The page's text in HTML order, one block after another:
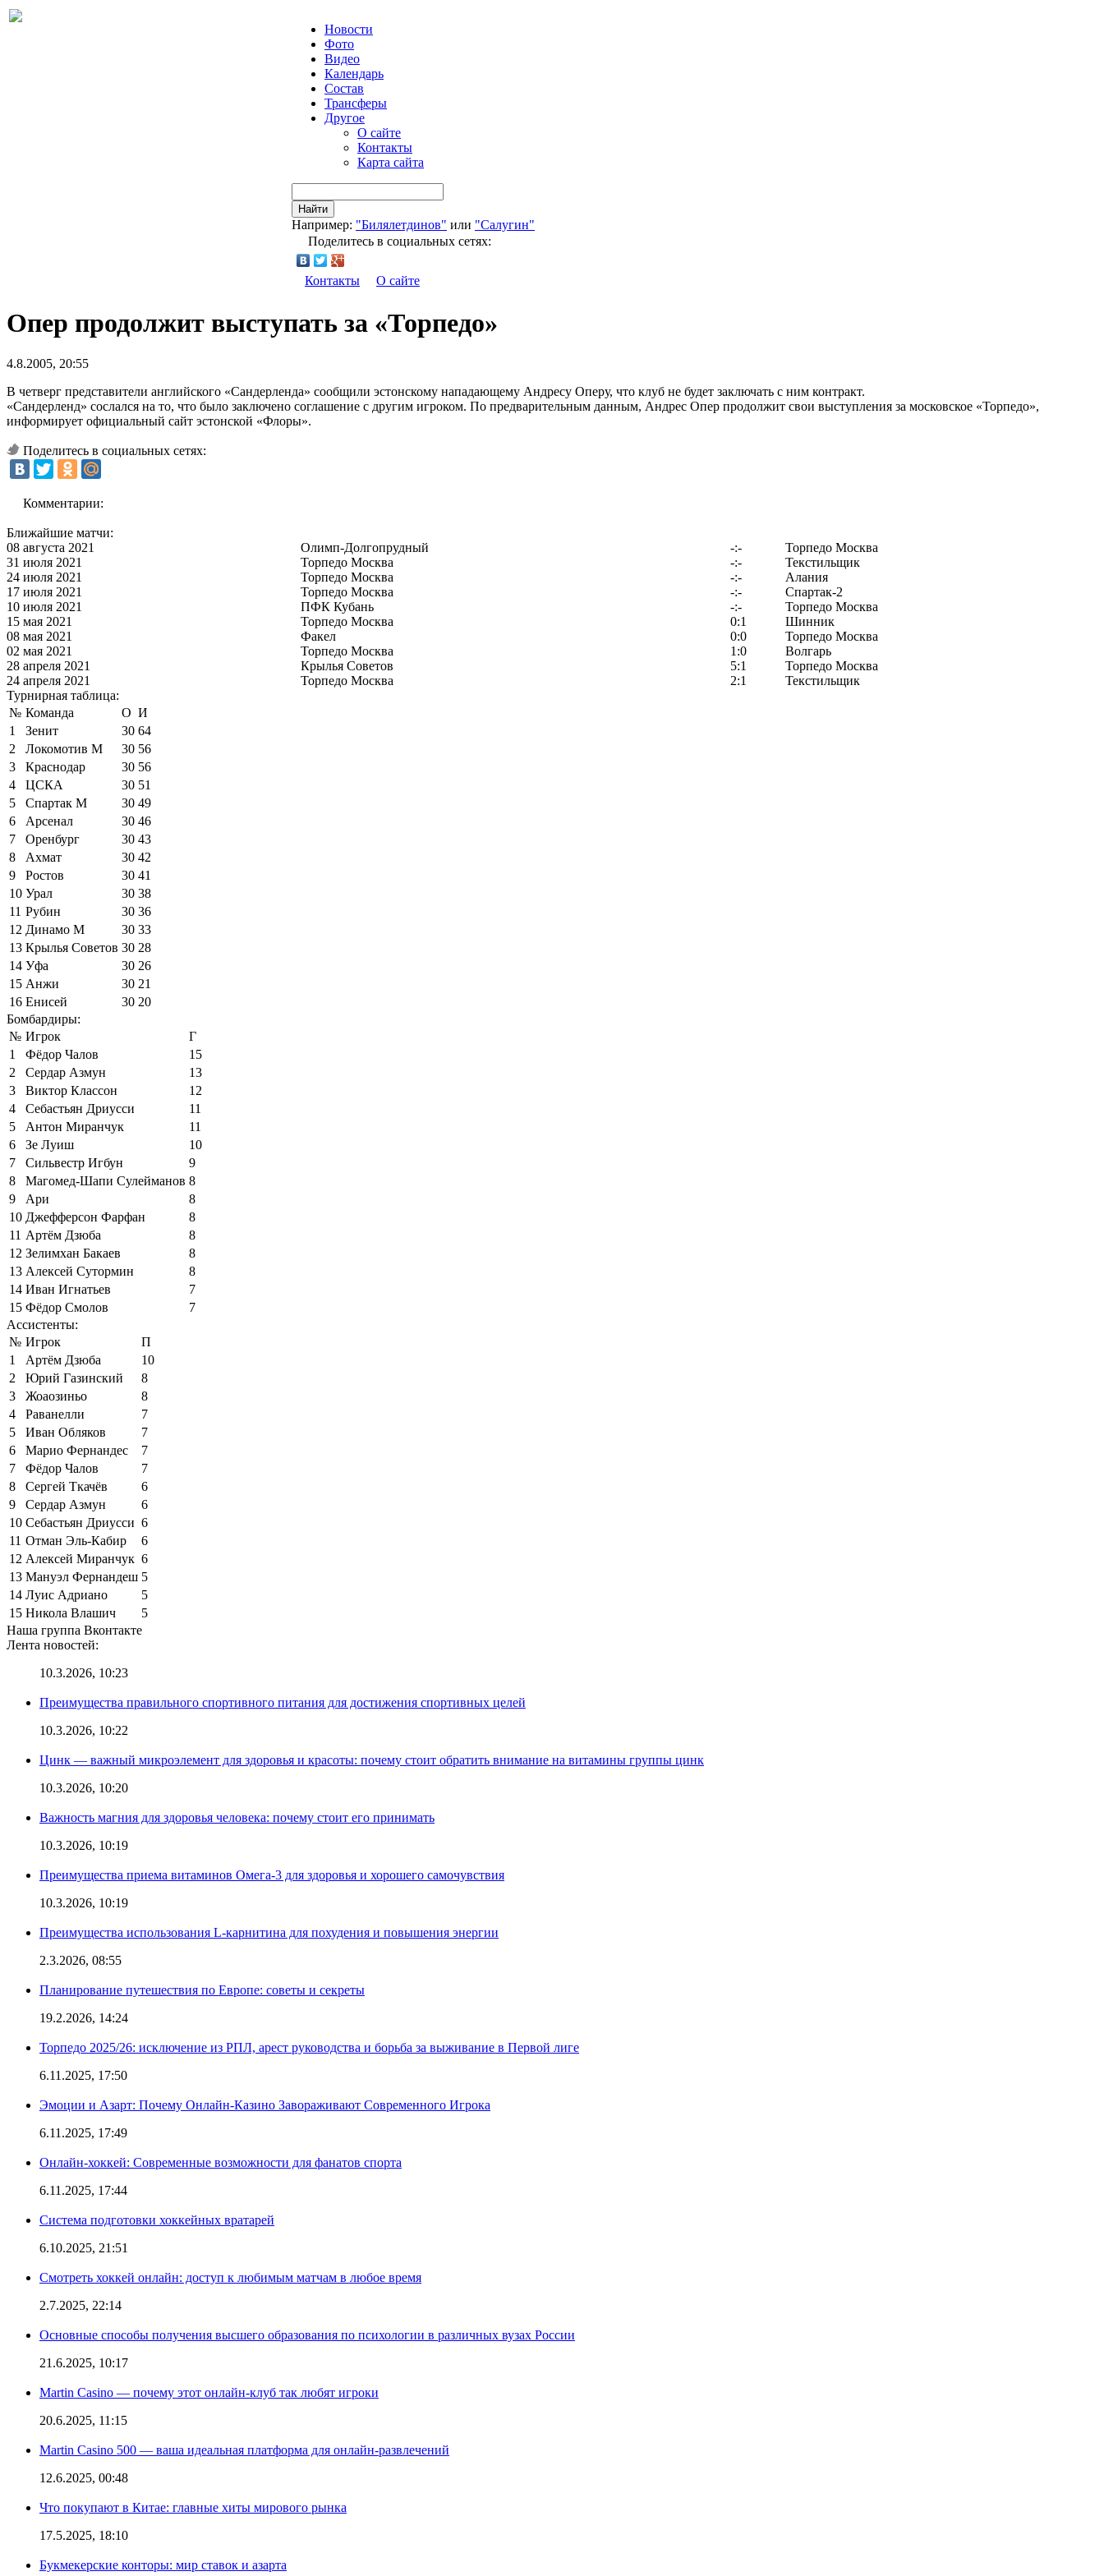
Новости
Фото
Видео
Календарь
Состав
Трансферы
Другое
О сайте
Контакты
Карта сайта
Найти
Например: "Билялетдинов" или "Салугин"
Поделитесь в социальных сетях:
Контакты О сайте
Опер продолжит выступать за «Торпедо»
4.8.2005, 20:55
В четверг представители английского «Сандерленда» сообщили эстонскому нападающему Андресу Оперу, что клуб не будет заключать с ним контракт.
«Сандерленд» сослался на то, что было заключено соглашение с другим игроком. По предварительным данным, Андрес Опер продолжит свои выступления за московское «Торпедо»,
информирует официальный сайт эстонской «Флоры».
Поделитесь в социальных сетях:
Комментарии:
Ближайшие матчи:
08 августа 2021
Олимп-Долгопрудный -:-
Торпедо Москва
31 июля 2021
Торпедо Москва -:-
Текстильщик
24 июля 2021
Торпедо Москва -:-
Алания
17 июля 2021
Торпедо Москва -:-
Спартак-2
10 июля 2021
ПФК Кубань -:-
Торпедо Москва
15 мая 2021
Торпедо Москва 0:1
Шинник
08 мая 2021
Факел 0:0
Торпедо Москва
02 мая 2021
Торпедо Москва 1:0
Волгарь
28 апреля 2021
Крылья Советов 5:1
Торпедо Москва
24 апреля 2021
Торпедо Москва 2:1
Текстильщик
Турнирная таблица:
№ Команда О И
1
Зенит 30 64
2
Локомотив М 30 56
3
Краснодар 30 56
4
ЦСКА 30 51
5
Спартак М 30 49
6
Арсенал 30 46
7
Оренбург 30 43
8
Ахмат 30 42
9
Ростов 30 41
10 Урал 30 38
11 Рубин 30 36
12 Динамо М 30 33
13 Крылья Советов 30 28
14 Уфа 30 26
15 Анжи 30 21
16 Енисей 30 20
Бомбардиры:
№ Игрок
Г
1
Фёдор Чалов
15
2
Сердар Азмун
13
3
Виктор Классон
12
4
Себастьян Дриусси
11
5
Антон Миранчук
11
6
Зе Луиш
10
7
Сильвестр Игбун
9
8
Магомед-Шапи Сулейманов 8
9
Ари
8
10 Джефферсон Фарфан
8
11 Артём Дзюба
8
12 Зелимхан Бакаев
8
13 Алексей Сутормин
8
14 Иван Игнатьев
7
15 Фёдор Смолов
7
Ассистенты:
№ Игрок
П
1
Артём Дзюба
10
2
Юрий Газинский
8
3
Жоаозиньо
8
4
Раванелли
7
5
Иван Обляков
7
6
Марио Фернандес
7
7
Фёдор Чалов
7
8
Сергей Ткачёв
6
9
Сердар Азмун
6
10 Себастьян Дриусси 6
11 Отман Эль-Кабир
6
12 Алексей Миранчук 6
13 Мануэл Фернандеш 5
14 Луис Адриано
5
15 Никола Влашич
5
Наша группа Вконтакте
Лента новостей:
10.3.2026, 10:23
Преимущества правильного спортивного питания для достижения спортивных целей
10.3.2026, 10:22
Цинк — важный микроэлемент для здоровья и красоты: почему стоит обратить внимание на витамины группы цинк
10.3.2026, 10:20
Важность магния для здоровья человека: почему стоит его принимать
10.3.2026, 10:19
Преимущества приема витаминов Омега-3 для здоровья и хорошего самочувствия
10.3.2026, 10:19
Преимущества использования L-карнитина для похудения и повышения энергии
2.3.2026, 08:55
Планирование путешествия по Европе: советы и секреты
19.2.2026, 14:24
Торпедо 2025/26: исключение из РПЛ, арест руководства и борьба за выживание в Первой лиге
6.11.2025, 17:50
Эмоции и Азарт: Почему Онлайн-Казино Завораживают Современного Игрока
6.11.2025, 17:49
Онлайн-хоккей: Современные возможности для фанатов спорта
6.11.2025, 17:44
Система подготовки хоккейных вратарей
6.10.2025, 21:51
Смотреть хоккей онлайн: доступ к любимым матчам в любое время
2.7.2025, 22:14
Основные способы получения высшего образования по психологии в различных вузах России
21.6.2025, 10:17
Martin Casino — почему этот онлайн-клуб так любят игроки
20.6.2025, 11:15
Martin Casino 500 — ваша идеальная платформа для онлайн-развлечений
12.6.2025, 00:48
Что покупают в Китае: главные хиты мирового рынка
17.5.2025, 18:10
Букмекерские конторы: мир ставок и азарта